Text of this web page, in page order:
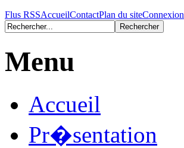
Flus RSSAccueilContactPlan du siteConnexion
Menu
Accueil
Pr�sentation